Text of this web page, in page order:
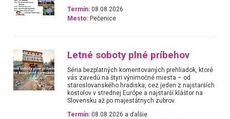
Termín: 08.08.2026
Mesto: Pečenice
Letné soboty plné príbehov
Séria bezplatných komentovaných prehliadok, ktoré
vás zavedú na štyri výnimočné miesta – od
staroslovanského hradiska, cez jeden z najstarších
kostolov v strednej Európe a najstarší kláštor na
Slovensku až po majestátnych zubrov.
Termín: 08.08.2026 a ďalšie